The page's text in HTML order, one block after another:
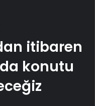
itibaren
konutu